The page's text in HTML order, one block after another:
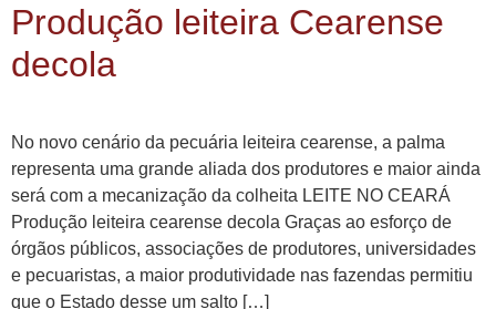
Produção leiteira Cearense
decola
No novo cenário da pecuária leiteira cearense, a palma
representa uma grande aliada dos produtores e maior ainda
será com a mecanização da colheita LEITE NO CEARÁ
Produção leiteira cearense decola Graças ao esforço de
órgãos públicos, associações de produtores, universidades
e pecuaristas, a maior produtividade nas fazendas permitiu
que o Estado desse um salto […]